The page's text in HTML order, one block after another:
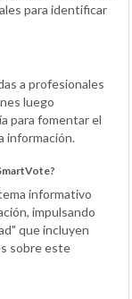
para identificar
a profesionales
luego
para fomentar el
información.
informativo
impulsando
que incluyen
sobre este